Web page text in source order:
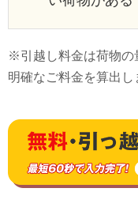
※引越し料金は荷物の
明確なご料金を算出し